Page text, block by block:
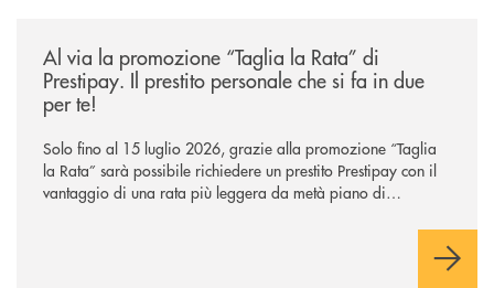
Al via la promozione “Taglia la Rata” di
Prestipay. Il prestito personale che si fa in due
per te!
Solo fino al 15 luglio 2026, grazie alla promozione “Taglia
la Rata” sarà possibile richiedere un prestito Prestipay con il
vantaggio di una rata più leggera da metà piano di